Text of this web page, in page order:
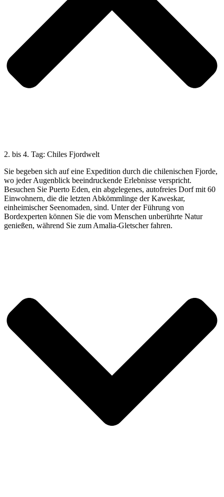
2. bis 4. Tag: Chiles Fjordwelt
Sie begeben sich auf eine Expedition durch die chilenischen Fjorde,
wo jeder Augenblick beeindruckende Erlebnisse verspricht.
Besuchen Sie Puerto Eden, ein abgelegenes, autofreies Dorf mit 60
Einwohnern, die die letzten Abkömmlinge der Kaweskar,
einheimischer Seenomaden, sind. Unter der Führung von
Bordexperten können Sie die vom Menschen unberührte Natur
genießen, während Sie zum Amalia-Gletscher fahren.